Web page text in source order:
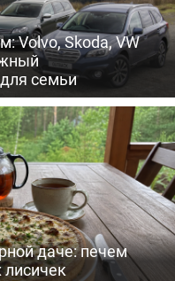
Volvo, Skoda, VW
семьи
даче: печем